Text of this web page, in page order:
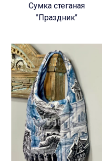
Сумка стеганая
"Праздник"